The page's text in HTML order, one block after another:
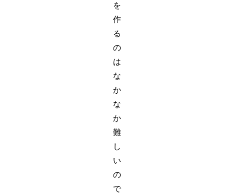
を
作
る
の
は
な
か
な
か
難
し
い
の
で